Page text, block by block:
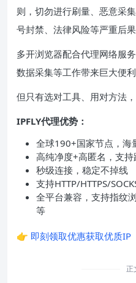
则，切勿进行刷量、恶意采
号封禁、法律风险等严重后果
多开浏览器配合代理网络服
数据采集等工作带来巨大便利
但只有选对工具、用对方法
IPFLY代理优势：
全球190+国家节点，海
高纯净度+高匿名，支
秒级连接，稳定不掉线
支持HTTP/HTTPS/
全平台兼容，支持指纹
等
👉 即刻领取优惠获取优质IP
正